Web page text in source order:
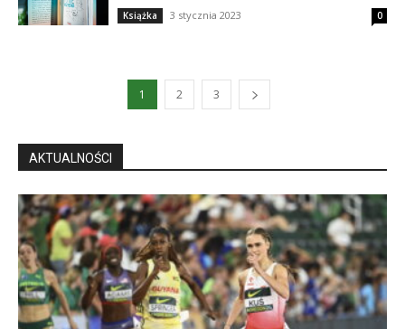
Książka 3 stycznia 2023 0
1 2 3
AKTUALNOŚCI